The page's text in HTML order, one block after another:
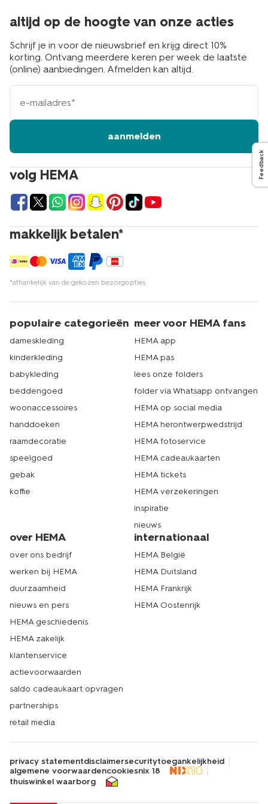
volg HEMA
makkelijk betalen*
*afhankelijk van de gekozen bezorgopties
altijd op de hoogte van onze acties
Schrijf je in voor de nieuwsbrief en krijg direct 10%
korting. Ontvang meerdere keren per week de laatste
(online) aanbiedingen. Afmelden kan altijd.
e-
mailadres
aanmelden
populaire categorieën
dameskleding
kinderkleding
babykleding
beddengoed
woonaccessoires
handdoeken
raamdecoratie
speelgoed
gebak
koffie
meer voor HEMA fans
HEMA app
HEMA pas
lees onze folders
folder via Whatsapp ontvangen
HEMA op social media
HEMA herontwerpwedstrijd
HEMA fotoservice
HEMA cadeaukaarten
HEMA tickets
HEMA verzekeringen
inspiratie
nieuws
over HEMA
over ons bedrijf
werken bij HEMA
duurzaamheid
nieuws en pers
HEMA geschiedenis
HEMA zakelijk
klantenservice
actievoorwaarden
saldo cadeaukaart opvragen
partnerships
retail media
internationaal
HEMA België
HEMA Duitsland
HEMA Frankrijk
HEMA Oostenrijk
privacy statementdisclaimersecuritytoegankelijkheid
algemene voorwaardencookiesnix 18
thuiswinkel waarborg
Feedback